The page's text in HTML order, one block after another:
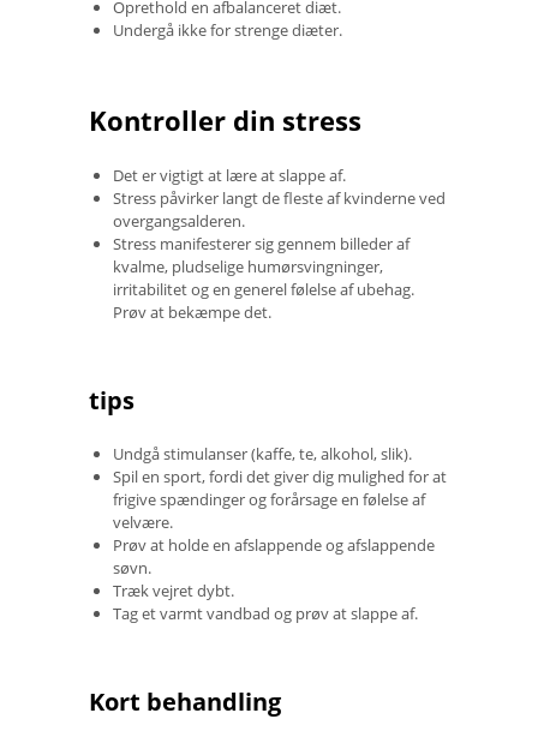
Oprethold en afbalanceret diæt.
Undergå ikke for strenge diæter.
Kontroller din stress
Det er vigtigt at lære at slappe af.
Stress påvirker langt de fleste af kvinderne ved
overgangsalderen.
Stress manifesterer sig gennem billeder af
kvalme, pludselige humørsvingninger,
irritabilitet og en generel følelse af ubehag.
Prøv at bekæmpe det.
tips
Undgå stimulanser (kaffe, te, alkohol, slik).
Spil en sport, fordi det giver dig mulighed for at
frigive spændinger og forårsage en følelse af
velvære.
Prøv at holde en afslappende og afslappende
søvn.
Træk vejret dybt.
Tag et varmt vandbad og prøv at slappe af.
Kort behandling